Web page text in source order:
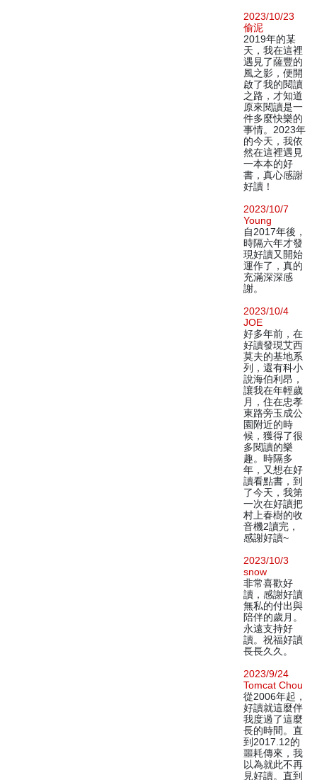
2023/10/23
偷泥
2019年的某
天，我在這裡
遇見了薩豐的
風之影，便開
啟了我的閱讀
之路，才知道
原來閱讀是一
件多麼快樂的
事情。2023年
的今天，我依
然在這裡遇見
一本本的好
書，真心感謝
好讀！
2023/10/7
Young
自2017年後，
時隔六年才發
現好讀又開始
運作了，真的
充滿深深感
謝。
2023/10/4
JOE
好多年前，在
好讀發現艾西
莫夫的基地系
列，還有科小
說海伯利昂，
讓我在年輕歲
月，住在忠孝
東路旁玉成公
園附近的時
候，獲得了很
多閱讀的樂
趣。時隔多
年，又想在好
讀看點書，到
了今天，我第
一次在好讀把
村上春樹的收
音機2讀完，
感謝好讀~
2023/10/3
snow
非常喜歡好
讀，感謝好讀
無私的付出與
陪伴的歲月。
永遠支持好
讀。祝福好讀
長長久久。
2023/9/24
Tomcat Chou
從2006年起，
好讀就這麼伴
我度過了這麼
長的時間。直
到2017.12的
噩耗傳來，我
以為就此不再
見好讀。直到